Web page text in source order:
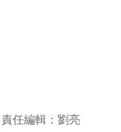
責任編輯：劉亮